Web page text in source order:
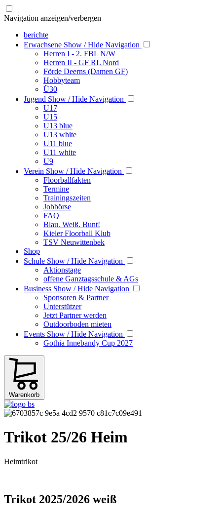
Navigation anzeigen/verbergen
berichte
Erwachsene Show / Hide Navigation
Herren I - 2. FBL N/W
Herren II - GF RL Nord
Förde Deerns (Damen GF)
Hobbyteam
Ü30
Jugend Show / Hide Navigation
U17
U15
U13 blue
U13 white
U11 blue
U11 white
U9
Verein Show / Hide Navigation
Floorballfakten
Termine
Trainingszeiten
Jobbörse
FAQ
Blau. Weiß. Bunt!
Kieler Floorball Klub
TSV Neuwittenbek
Shop
Schule Show / Hide Navigation
Aktionstage
offene Ganztagsschule & AGs
Business Show / Hide Navigation
Sponsoren & Partner
Unterstützer
Jetzt Partner werden
Outdoorboden mieten
Events Show / Hide Navigation
Gothia Innebandy Cup 2027
Warenkorb
Trikot 25/26 Heim
Heimtrikot
Trikot 2025/2026 weiß